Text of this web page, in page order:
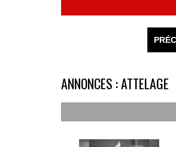
ANNONCES : ATTELAGE